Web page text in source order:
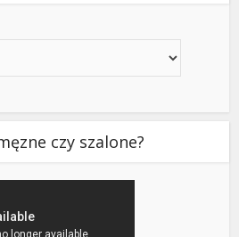
czy szalone?